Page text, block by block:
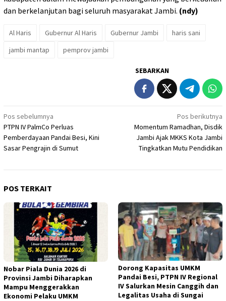
dan berkelanjutan bagi seluruh masyarakat Jambi. (ndy)
Al Haris Gubernur Al Haris Gubernur Jambi
haris sani
jambi mantap
pemprov jambi
SEBARKAN
Navigasi
pos
Pos sebelumnya
PTPN IV PalmCo Perluas
Pemberdayaan Pandai Besi, Kini
Sasar Pengrajin di Sumut
Pos berikutnya
Momentum Ramadhan, Disdik
Jambi Ajak MKKS Kota Jambi
Tingkatkan Mutu Pendidikan
POS TERKAIT
Nobar Piala Dunia 2026 di
Provinsi Jambi Diharapkan
Mampu Menggerakkan
Ekonomi Pelaku UMKM
Dorong Kapasitas UMKM
Pandai Besi, PTPN IV Regional
IV Salurkan Mesin Canggih dan
Legalitas Usaha di Sungai